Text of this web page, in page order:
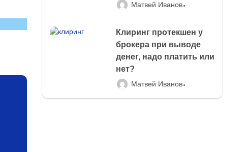
Матвей Иванов
Клиринг протекшен у
брокера при выводе
денег, надо платить или
нет?
Матвей Иванов